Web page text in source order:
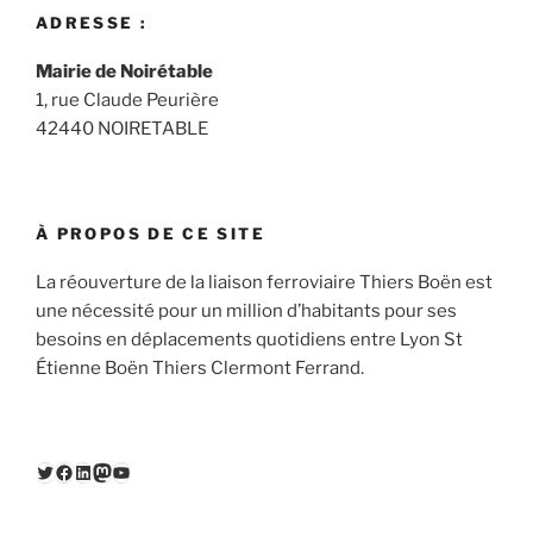
ADRESSE :
Mairie de Noirétable
1, rue Claude Peurière
42440 NOIRETABLE
À PROPOS DE CE SITE
La réouverture de la liaison ferroviaire Thiers Boën est
une nécessité pour un million d’habitants pour ses
besoins en déplacements quotidiens entre Lyon St
Étienne Boën Thiers Clermont Ferrand.
Twitter
Facebook
LinkedIn
Mastodon
YouTube